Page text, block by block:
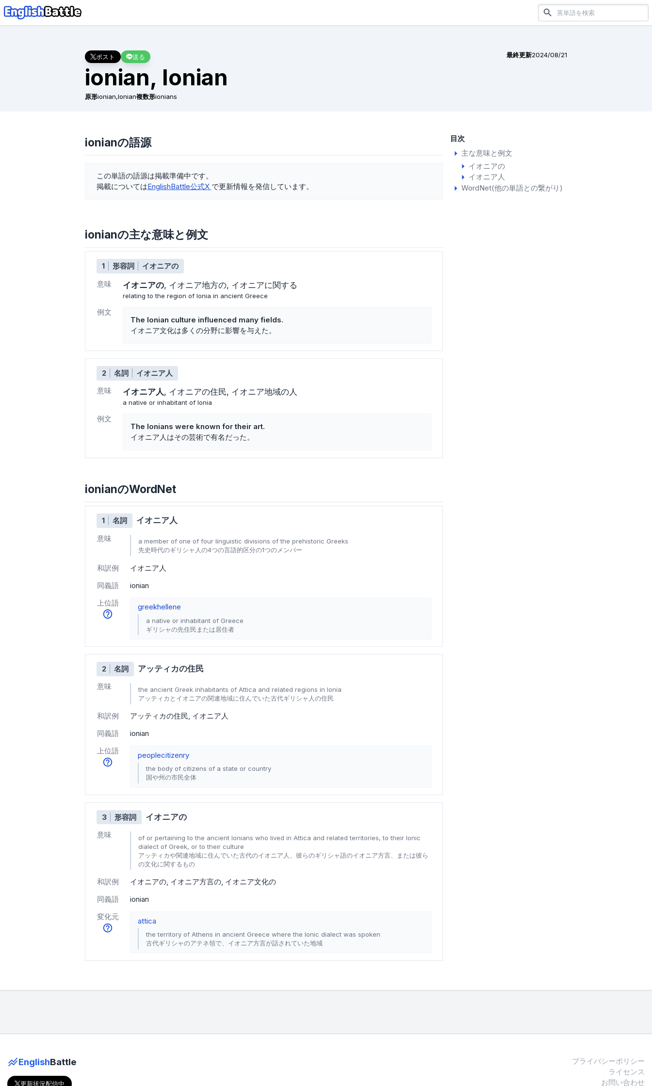
ポスト 送る 最終更新2024/08/21
ionian, Ionian
原形ionian,Ionian複数形ionians
目次
主な意味と例文
イオニアの
イオニア人
WordNet(他の単語との繋がり)
ionianの語源
この単語の語源は掲載準備中です。
掲載についてはEnglishBattle公式X で更新情報を発信しています。
ionianの主な意味と例文
1 形容詞
イオニアの
意味
イオニアの イオニア地方の イオニアに関する
relating to the region of Ionia in ancient Greece
例文
The Ionian culture influenced many fields.
イオニア文化は多くの分野に影響を与えた。
2 名詞
イオニア人
意味
イオニア人 イオニアの住民 イオニア地域の人
a native or inhabitant of Ionia
例文
The Ionians were known for their art.
イオニア人はその芸術で有名だった。
ionianのWordNet
1 名詞 イオニア人
意味
a member of one of four linguistic divisions of the prehistoric Greeks
先史時代のギリシャ人の4つの言語的区分の1つのメンバー
和訳例
イオニア人
同義語
ionian
上位語
greekhellene
a native or inhabitant of Greece
ギリシャの先住民または居住者
2 名詞 アッティカの住民
意味
the ancient Greek inhabitants of Attica and related regions in Ionia
アッティカとイオニアの関連地域に住んでいた古代ギリシャ人の住民
和訳例 アッティカの住民 イオニア人
同義語
ionian
上位語
peoplecitizenry
the body of citizens of a state or country
国や州の市民全体
3 形容詞 イオニアの
意味
of or pertaining to the ancient Ionians who lived in Attica and related territories, to their Ionic
dialect of Greek, or to their culture
アッティカや関連地域に住んでいた古代のイオニア人、彼らのギリシャ語のイオニア方言、または彼ら
の文化に関するもの
和訳例 イオニアの イオニア方言の イオニア文化の
同義語
ionian
変化元
attica
the territory of Athens in ancient Greece where the Ionic dialect was spoken
古代ギリシャのアテネ領で、イオニア方言が話されていた地域
EnglishBattle
更新状況配信中
プライバシーポリシー
ライセンス
お問い合わせ